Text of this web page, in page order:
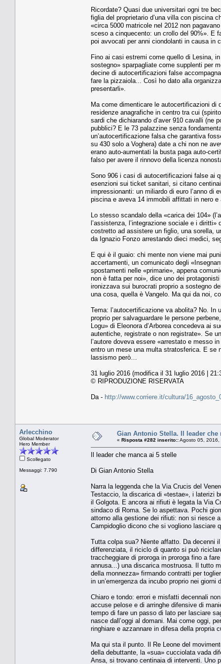
Ricordate? Quasi due universitari ogni tre
figlia del proprietario d’una villa con piscina
«circa 5000 matricole nel 2012 non
sceso a cinquecento: un crollo del 90%». E
poi avvocati per anni ciondolanti in causa in
Fino ai casi estremi come quello di Lesina,
sostegno» sparpagliate come supplenti per
decine di autocertificazioni false
fare la pizzaiola... Così ho dato alla
presentarli».
Ma come dimenticare le autocertificazioni di
residenze anagrafiche in centro tra cui
sardi che dichiarando d’aver 910 cavalli (ne
pubblici? E le 73 palazzine senza
un’autocertificazione falsa che garantiva
su 430 solo a Voghera) date a chi non ne
erano auto-aumentati la busta paga auto-
falso per avere il rinnovo della licenza
Sono 906 i casi di autocertificazioni false ai
esenzioni sui ticket sanitari, si citano
impressionanti: un miliardo di euro l’anno di
piscina e aveva 14 immobili affittati in nero
Lo stesso scandalo della «carica dei 104»
l’assistenza, l’integrazione sociale e i
costretto ad assistere un figlio, una sorella,
da Ignazio Fonzo arrestando dieci medici,
E qui è il guaio: chi mente non viene mai
accertamenti, un comunicato degli
spostamenti nelle «primarie», appena
non è fatta per noi», dice uno dei
ironizzava sui burocrati proprio a sostegno
una cosa, quella è Vangelo. Ma qui da noi,
Tema: l’autocertificazione va abolita? No.
proprio per salvaguardare le persone
Logu» di Eleonora d’Arborea concedeva ai
autentiche, registrate o non registrate». Se
l’autore doveva essere «arrestato e messo
entro un mese una multa stratosferica. E se
lassismo però…
31 luglio 2016 (modifica il 31 luglio 2016 |
© RIPRODUZIONE RISERVATA
Da - http://www.corriere.it/cultura/
Arlecchino
Global Moderator
Hero Member
Scollegato
Messaggi: 7.790
Gian Antonio Stella. Il leader che
« Risposta #282 inserito::Agosto 05, 2016,
Il leader che manca ai 5 stelle
Di Gian Antonio Stella
Narra la leggenda che la Via Crucis del
Testaccio, la discarica di «testae», i laterizi
il Golgota. E ancora ai rifiuti è legata la Via
sindaco di Roma. Se lo aspettava. Pochi
attorno alla gestione dei rifiuti: non si riesce
Campidoglio dicono che si vogliono lasciare
Tutta colpa sua? Niente affatto. Da decenni
differenziata, il riciclo di quanto si può
traccheggiare di proroga in proroga fino a
annusa...) una discarica mostruosa. Il tutto
della monnezza» firmando contratti per
in un’emergenza da incubo proprio nei
Chiaro e tondo: errori e misfatti decennali
accuse pelose e di arringhe difensive di
tempo di fare un passo di lato per lasciare
nasce dall’oggi al domani. Mai come oggi,
ringhiare e azzannare in difesa della propria
Ma qui sta il punto. Il Re Leone del
della debuttante, la «sua» cucciolata vada
Ansa, si trovano centinaia di interventi. Uno